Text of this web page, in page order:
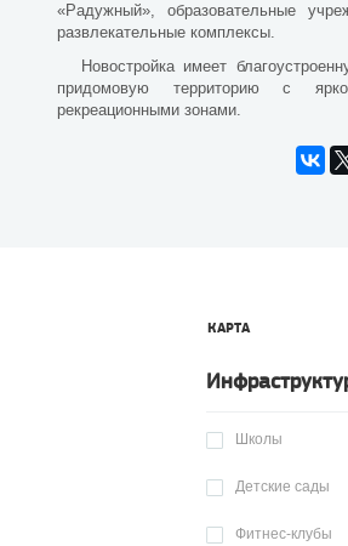
«Радужный», образовательные
развлекательные комплексы.
Новостройка имеет
придомовую территорию с
рекреационными зонами.
КАРТА
Школы
Детские сады
Фитнес-клубы